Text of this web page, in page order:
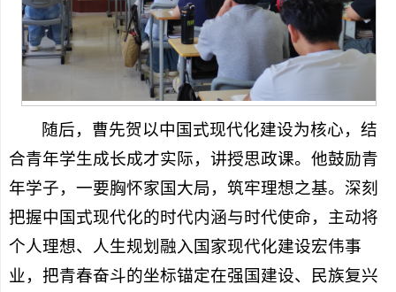
随后，曹先贺以中国式现代化建设为核心，结
合青年学生成长成才实际，讲授思政课。他鼓励青
年学子，一要胸怀家国大局，筑牢理想之基。深刻
把握中国式现代化的时代内涵与时代使命，主动将
个人理想、人生规划融入国家现代化建设宏伟事
业，把青春奋斗的坐标锚定在强国建设、民族复兴